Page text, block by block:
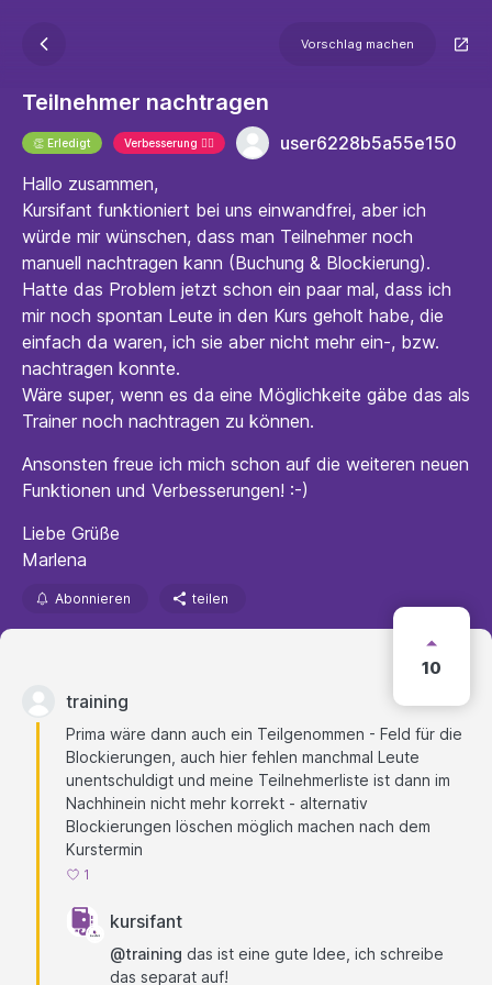
Vorschlag machen
Teilnehmer nachtragen
👏 Erledigt Verbesserung 🐱‍🏍
user6228b5a55e150
Hallo zusammen,
Kursifant funktioniert bei uns einwandfrei, aber ich
würde mir wünschen, dass man Teilnehmer noch
manuell nachtragen kann (Buchung & Blockierung).
Hatte das Problem jetzt schon ein paar mal, dass ich
mir noch spontan Leute in den Kurs geholt habe, die
einfach da waren, ich sie aber nicht mehr ein-, bzw.
nachtragen konnte.
Wäre super, wenn es da eine Möglichkeite gäbe das als
Trainer noch nachtragen zu können.
Ansonsten freue ich mich schon auf die weiteren neuen
Funktionen und Verbesserungen! :-)
Liebe Grüße
Marlena
Abonnieren teilen
10
training
Prima wäre dann auch ein Teilgenommen - Feld für die
Blockierungen, auch hier fehlen manchmal Leute
unentschuldigt und meine Teilnehmerliste ist dann im
Nachhinein nicht mehr korrekt - alternativ
Blockierungen löschen möglich machen nach dem
Kurstermin
1
kursifant
@training das ist eine gute Idee, ich schreibe
das separat auf!